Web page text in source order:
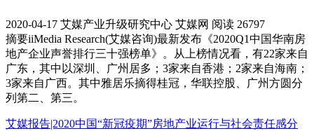
2020-04-17 艾媒产业升级研究中心 艾媒网 阅读 26797
摘要iiMedia Research(艾媒咨询)最新发布《2020Q1中国华南房
地产企业声誉排行三十强榜单》。从上榜情况看，有22家来自
广东，其中以深圳、广州居多；3家来自香港；2家来自海南；
3家来自广西。其中雅居乐摘得桂冠，华联控股、广州方圆分
列第二、第三。
艾媒报告|2020中国“新冠疫期”房地产业运行与社会责任感分